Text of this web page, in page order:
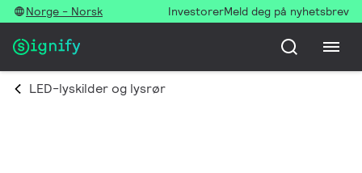
Norge - Norsk InvestorerMeld deg på nyhetsbrev
LED-lyskilder og lysrør